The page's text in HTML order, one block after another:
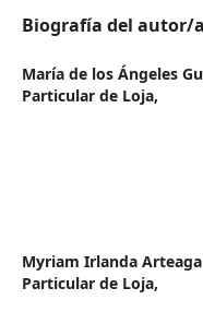
Biografía del autor/a
María de los Ángeles
Particular de Loja,
Myriam Irlanda
Particular de Loja,